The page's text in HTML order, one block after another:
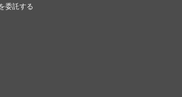
委託する